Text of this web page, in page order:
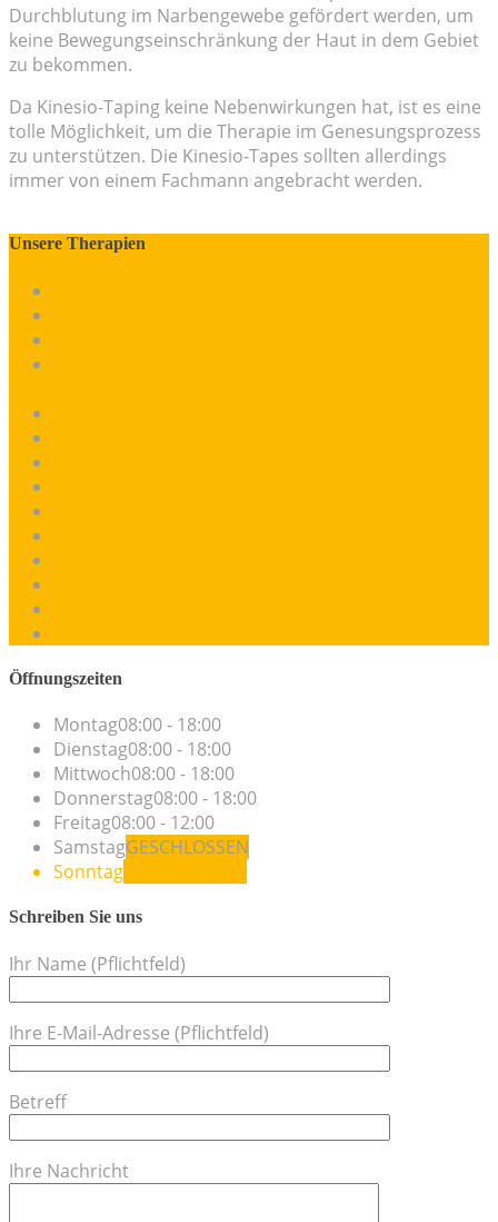
Durchblutung im Narbengewebe gefördert werden, um
keine Bewegungseinschränkung der Haut in dem Gebiet
zu bekommen.
Da Kinesio-Taping keine Nebenwirkungen hat, ist es eine
tolle Möglichkeit, um die Therapie im Genesungsprozess
zu unterstützen. Die Kinesio-Tapes sollten allerdings
immer von einem Fachmann angebracht werden.
Unsere Therapien
Öffnungszeiten
Montag08:00 - 18:00
Dienstag08:00 - 18:00
Mittwoch08:00 - 18:00
Donnerstag08:00 - 18:00
Freitag08:00 - 12:00
SamstagGESCHLOSSEN
Sonntag
Schreiben Sie uns
Ihr Name (Pflichtfeld)
Ihre E-Mail-Adresse (Pflichtfeld)
Betreff
Ihre Nachricht